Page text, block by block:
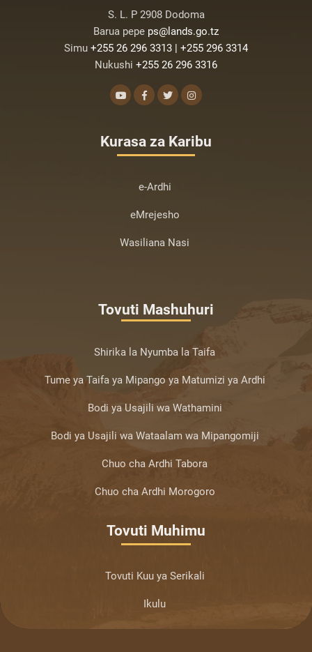
S. L. P 2908 Dodoma
Barua pepe ps@lands.go.tz
Simu +255 26 296 3313 | +255 296 3314
Nukushi +255 26 296 3316
Kurasa za Karibu
e-Ardhi
eMrejesho
Wasiliana Nasi
Tovuti Mashuhuri
Shirika la Nyumba la Taifa
Tume ya Taifa ya Mipango ya Matumizi ya Ardhi
Bodi ya Usajili wa Wathamini
Bodi ya Usajili wa Wataalam wa Mipangomiji
Chuo cha Ardhi Tabora
Chuo cha Ardhi Morogoro
Tovuti Muhimu
Tovuti Kuu ya Serikali
Ikulu